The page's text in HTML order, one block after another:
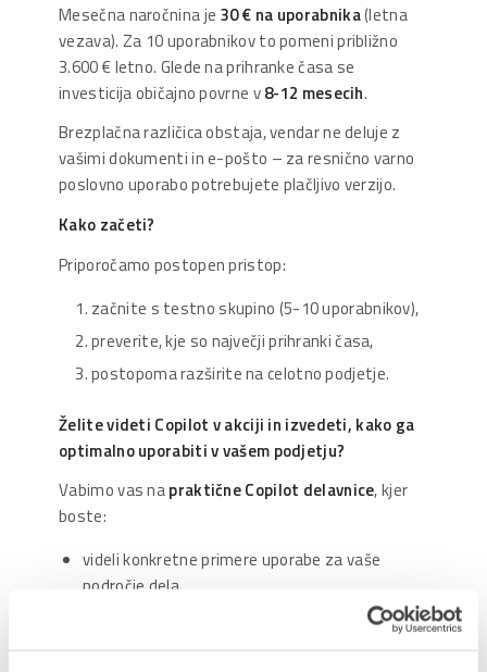
Mesečna naročnina je 30 € na uporabnika(letna
vezava). Za 10 uporabnikov to pomeni približno
3.600 € letno. Glede na prihranke časa se
investicija običajno povrne v8-12 mesecih.
Brezplačna različica obstaja, vendar ne deluje z
vašimi dokumenti in e-pošto – za resnično varno
poslovno uporabo potrebujete plačljivo verzijo.
Kako začeti?
Priporočamo postopen pristop:
začnite s testno skupino (5-10 uporabnikov),
preverite, kje so največji prihranki časa,
postopoma razširite na celotno podjetje.
Želite videti Copilot v akciji in izvedeti, kako ga
optimalno uporabiti v vašem podjetju?
Vabimo vas napraktične Copilot delavnice, kjer
boste:
videli konkretne primere uporabe za vaše
področje dela,
vpogledali v najboljše prakse za maksimalen
prihranek časa,